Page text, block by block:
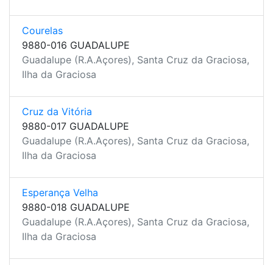
Courelas
9880-016 GUADALUPE
Guadalupe (R.A.Açores), Santa Cruz da Graciosa,
Ilha da Graciosa
Cruz da Vitória
9880-017 GUADALUPE
Guadalupe (R.A.Açores), Santa Cruz da Graciosa,
Ilha da Graciosa
Esperança Velha
9880-018 GUADALUPE
Guadalupe (R.A.Açores), Santa Cruz da Graciosa,
Ilha da Graciosa